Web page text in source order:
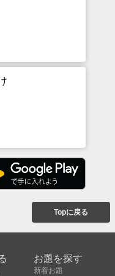
Topに戻る
お題を探す
新着お題